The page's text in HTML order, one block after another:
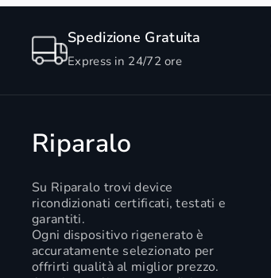
Spedizione Gratuita
Express in 24/72 ore
Riparalo
Su Riparalo trovi device
ricondizionati certificati, testati e
garantiti.
Ogni dispositivo rigenerato è
accuratamente selezionato per
offrirti qualità al miglior prezzo.